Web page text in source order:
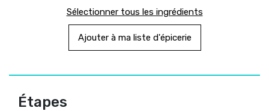
Sélectionner tous les ingrédients
Ajouter à ma liste d'épicerie
Étapes